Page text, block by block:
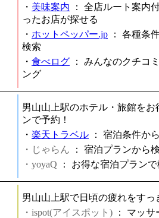
・ 美味案内 ： 全店ルート案内
ったお店が探せる
・ ホットペッパー.jp ： 各種条
検索
・ 食べログ ： みんなのクチコ
ング
男山山上駅のホテル・旅館をお
ンで予約！
・ 楽天トラベル ： 宿泊条件か
・じゃらん ： 宿泊プランから
・yoyaQ ： お得な宿泊プランで
男山山上駅で日頃の疲れをすっ
・ispot(アイスポット) ： マッサ